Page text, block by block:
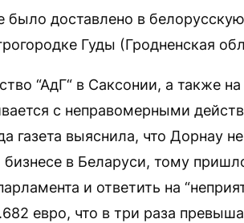
было доставлено в
Гуды (Гродненская
“АдГ“ в Саксонии, а также
с неправомерными
газета выяснила, что Дорнау
в Беларуси, тому
и ответить на
евро, что в три раза